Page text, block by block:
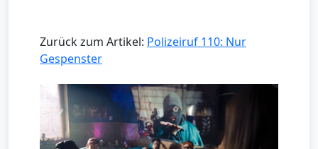
Zurück zum Artikel: Polizeiruf 110: Nur
Gespenster